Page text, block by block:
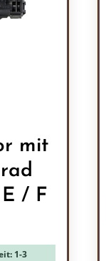
mit
/ F
1-3